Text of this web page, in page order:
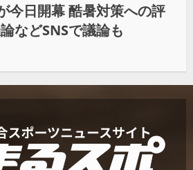
今日開幕 酷暑対策への評
などSNSで議論も